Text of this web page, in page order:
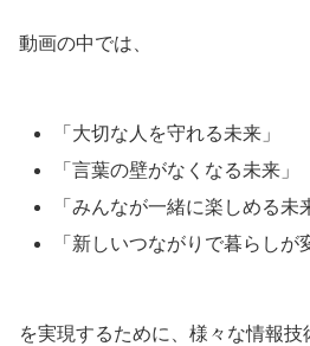
動画の中では、
「大切な人を守れる未来」
「言葉の壁がなくなる未来」
「みんなが一緒に楽しめる未
「新しいつながりで暮らしが
を実現するために、様々な情報技